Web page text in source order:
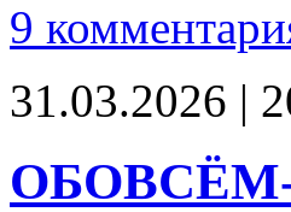
9
31.03.2026 |
ОБОВСЁМ-